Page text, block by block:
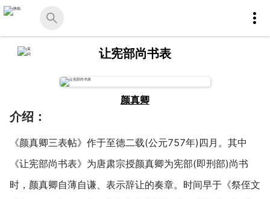
让宪部尚书表
颜真卿
介绍：
《颜真卿三表帖》作于至德二载(公元757年)四月。其中
《让宪部尚书表》为唐肃宗授颜真卿为宪部(即刑部)尚书
时，颜真卿自薄自谦、表示辞让的奏章。时间早于《祭侄文